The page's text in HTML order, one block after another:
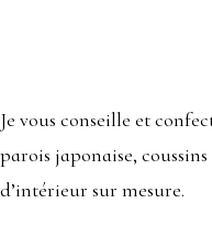
Je vous conseille et
parois japonaise,
d’intérieur sur mesure.